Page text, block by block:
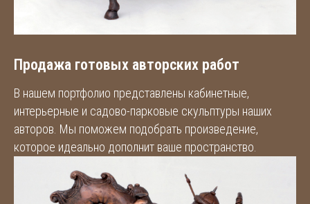
Продажа готовых авторских работ
В нашем портфолио представлены кабинетные,
интерьерные и садово-парковые скульптуры наших
авторов. Мы поможем подобрать произведение,
которое идеально дополнит ваше пространство.